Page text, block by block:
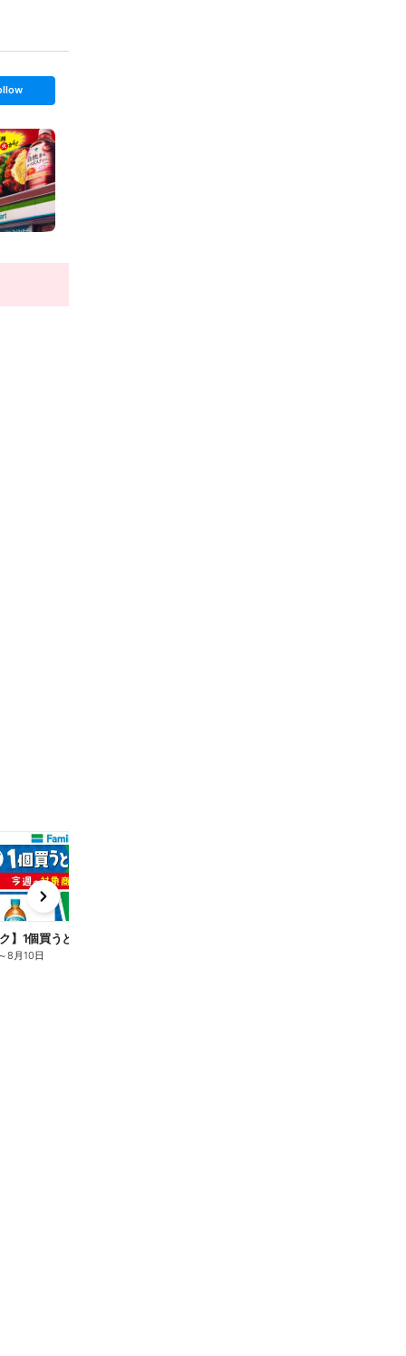
ク】1個買うと1個もらえる/麦茶
～8月10日
e
x
t